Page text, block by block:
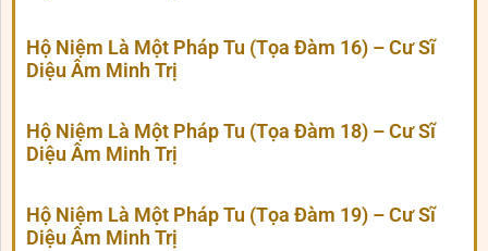
Hộ Niệm Là Một Pháp Tu (Tọa Đàm 16) – Cư Sĩ
Diệu Âm Minh Trị
Hộ Niệm Là Một Pháp Tu (Tọa Đàm 18) – Cư Sĩ
Diệu Âm Minh Trị
Hộ Niệm Là Một Pháp Tu (Tọa Đàm 19) – Cư Sĩ
Diệu Âm Minh Trị